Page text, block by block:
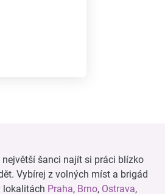
šanci najít si práci blízko
Vybírej z volných míst a brigád
lokalitách Praha, Brno, Ostrava,